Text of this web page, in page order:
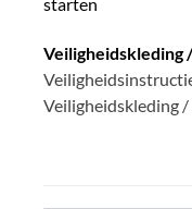
starten
Veiligheidskleding
Veiligheidskleding